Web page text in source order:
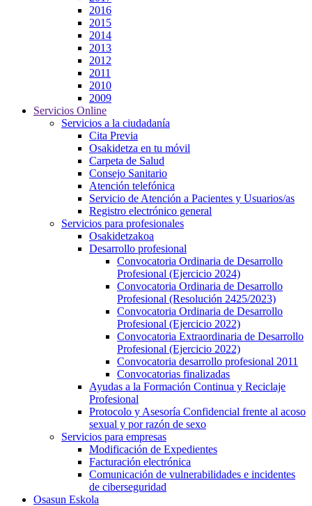
2016
2015
2014
2013
2012
2011
2010
2009
Servicios Online
Servicios a la ciudadanía
Cita Previa
Osakidetza en tu móvil
Carpeta de Salud
Consejo Sanitario
Atención telefónica
Servicio de Atención a Pacientes y Usuarios/as
Registro electrónico general
Servicios para profesionales
Osakidetzakoa
Desarrollo profesional
Convocatoria Ordinaria de Desarrollo
Profesional (Ejercicio 2024)
Convocatoria Ordinaria de Desarrollo
Profesional (Resolución 2425/2023)
Convocatoria Ordinaria de Desarrollo
Profesional (Ejercicio 2022)
Convocatoria Extraordinaria de Desarrollo
Profesional (Ejercicio 2022)
Convocatoria desarrollo profesional 2011
Convocatorias finalizadas
Ayudas a la Formación Continua y Reciclaje
Profesional
Protocolo y Asesoría Confidencial frente al acoso
sexual y por razón de sexo
Servicios para empresas
Modificación de Expedientes
Facturación electrónica
Comunicación de vulnerabilidades e incidentes
de ciberseguridad
Osasun Eskola